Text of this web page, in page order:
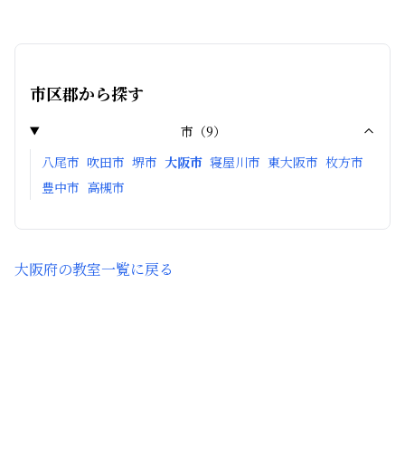
市区郡から探す
市 （9）
八尾市 吹田市 堺市 大阪市 寝屋川市 東大阪市 枚方市
豊中市 高槻市
大阪府の教室一覧に戻る